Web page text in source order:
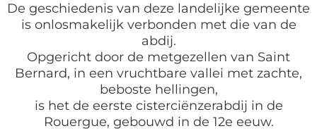
De geschiedenis van deze landelijke gemeente
is onlosmakelijk verbonden met die van de
abdij.
Opgericht door de metgezellen van Saint
Bernard, in een vruchtbare vallei met zachte,
beboste hellingen,
is het de eerste cisterciënzerabdij in de
Rouergue, gebouwd in de 12e eeuw.